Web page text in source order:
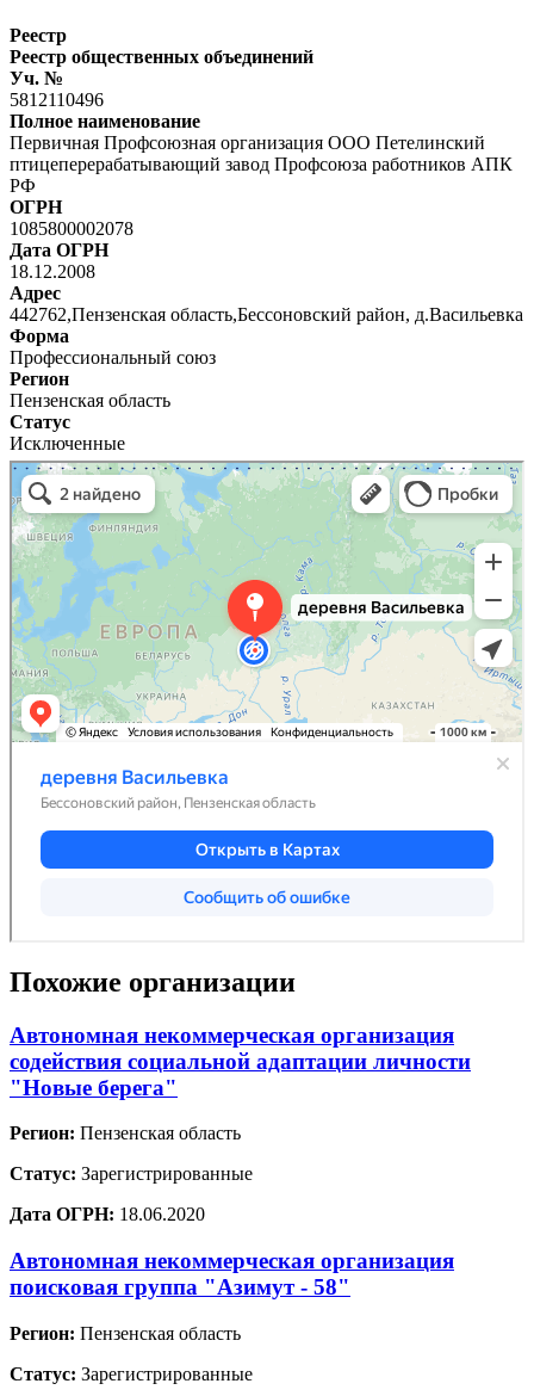
Реестр
Реестр общественных объединений
Уч. №
5812110496
Полное наименование
Первичная Профсоюзная организация ООО Петелинский
птицеперерабатывающий завод Профсоюза работников АПК
РФ
ОГРН
1085800002078
Дата ОГРН
18.12.2008
Адрес
442762,Пензенская область,Бессоновский район, д.Васильевка
Форма
Профессиональный союз
Регион
Пензенская область
Статус
Исключенные
Похожие организации
Автономная некоммерческая организация
содействия социальной адаптации личности
"Новые берега"
Регион: Пензенская область
Статус: Зарегистрированные
Дата ОГРН: 18.06.2020
Автономная некоммерческая организация
поисковая группа "Азимут - 58"
Регион: Пензенская область
Статус: Зарегистрированные